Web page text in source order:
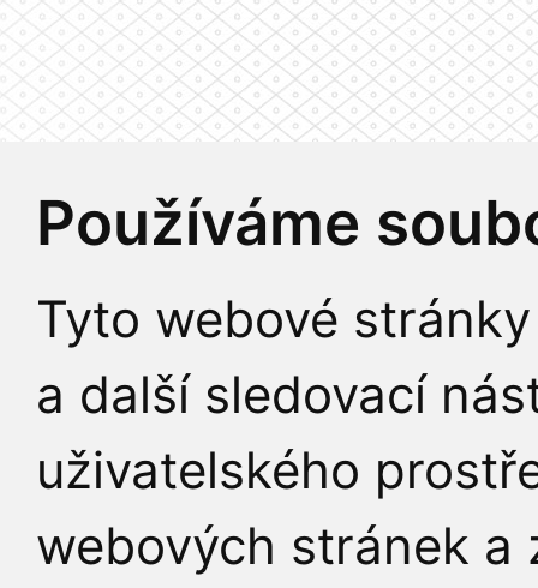
Používáme
Tyto webové
a další sledovací
uživatelského
webových stránek a